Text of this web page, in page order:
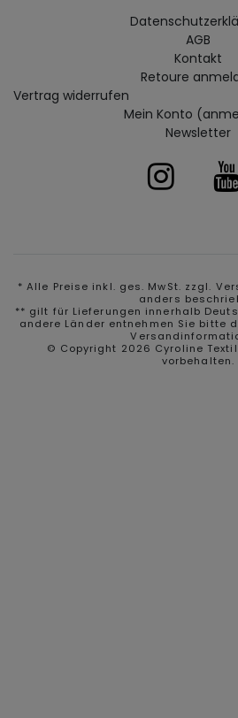
AGB
Kontakt
Retoure
Vertrag widerrufen
Mein Konto
Newsletter
* Alle Preise inkl. ges. MwSt. zzgl.
anders
** gilt für Lieferungen innerhalb
andere Länder entnehmen Sie bitte
© Copyright 2026 Cyroline Textil
vorbehalten.